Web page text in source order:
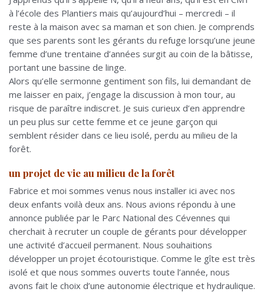
à l’école des Plantiers mais qu’aujourd’hui – mercredi – il
reste à la maison avec sa maman et son chien. Je comprends
que ses parents sont les gérants du refuge lorsqu’une jeune
femme d’une trentaine d’années surgit au coin de la bâtisse,
portant une bassine de linge.
Alors qu’elle sermonne gentiment son fils, lui demandant de
me laisser en paix, j’engage la discussion à mon tour, au
risque de paraître indiscret. Je suis curieux d’en apprendre
un peu plus sur cette femme et ce jeune garçon qui
semblent résider dans ce lieu isolé, perdu au milieu de la
forêt.
un projet de vie au milieu de la forêt
Fabrice et moi sommes venus nous installer ici avec nos
deux enfants voilà deux ans. Nous avions répondu à une
annonce publiée par le Parc National des Cévennes qui
cherchait à recruter un couple de gérants pour développer
une activité d’accueil permanent. Nous souhaitions
développer un projet écotouristique. Comme le gîte est très
isolé et que nous sommes ouverts toute l’année, nous
avons fait le choix d’une autonomie électrique et hydraulique.